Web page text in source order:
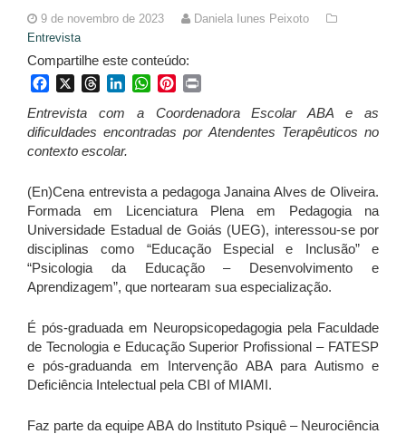
9 de novembro de 2023
Daniela Iunes Peixoto
Entrevista
Compartilhe este conteúdo:
FacebookThreadsLinkedInWhatsApp
Pinterest
Entrevista com a Coordenadora Escolar ABA e as
dificuldades encontradas por Atendentes Terapêuticos no
contexto escolar.
(En)Cena entrevista a pedagoga Janaina Alves de Oliveira.
Formada em Licenciatura Plena em Pedagogia na
Universidade Estadual de Goiás (UEG), interessou-se por
disciplinas como “Educação Especial e Inclusão” e
“Psicologia da Educação – Desenvolvimento e
Aprendizagem”, que nortearam sua especialização.
É pós-graduada em Neuropsicopedagogia pela Faculdade
de Tecnologia e Educação Superior Profissional – FATESP
e pós-graduanda em Intervenção ABA para Autismo e
Deficiência Intelectual pela CBI of MIAMI.
Faz parte da equipe ABA do Instituto Psiquê – Neurociência